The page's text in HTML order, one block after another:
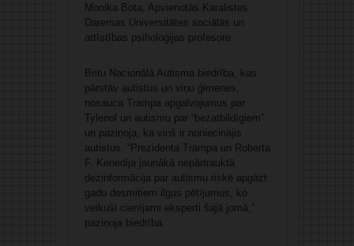
Monika Bota, Apvienotās Karalistes
Daremas Universitātes sociālās un
attīstības psiholoģijas profesore.
Britu Nacionālā Autisma biedrība, kas
pārstāv autistus un viņu ģimenes,
nosauca Trampa apgalvojumus par
Tylenol un autismu par “bezatbildīgiem”
un paziņoja, ka viņš ir noniecinājis
autistus. “Prezidenta Trampa un Roberta
F. Kenedija jaunākā nepārtrauktā
dezinformācija par autismu riskē apgāzt
gadu desmitiem ilgus pētījumus, ko
veikuši cienījami eksperti šajā jomā,”
paziņoja biedrība.